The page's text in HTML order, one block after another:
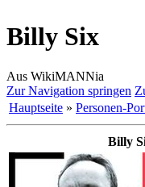
Billy Six
Aus WikiMANNia
Zur Navigation springen
Hauptseite » Personen-
Billy